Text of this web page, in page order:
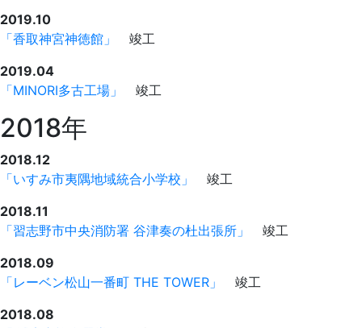
2019.10
「香取神宮神徳館」
竣工
2019.04
「MINORI多古工場」
竣工
2018年
2018.12
「いすみ市夷隅地域統合小学校」
竣工
2018.11
「習志野市中央消防署 谷津奏の杜出張所」
竣工
2018.09
「レーベン松山一番町 THE TOWER」
竣工
2018.08